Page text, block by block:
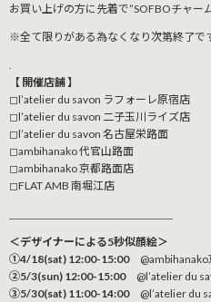
お買い上げの方に先着で”SOFBOチャー
※全て限りがある為なくなり次第終了で
.
【 開催店舗 】
◻︎l’atelier du savon ラフォーレ原宿店
◻︎l’atelier du savon 二子玉川ライズ店
◻︎l’atelier du savon 名古屋栄路面
◻︎ambihanako 代官山路面
◻︎ambihanako 京都路面店
◻︎FLAT AMB 南堀江店
＜デザイナーによる5秒似顔絵＞
①4/18(sat) 12:00-15:00
②5/3(sun) 12:00-15:00 @l’atelier du
③5/30(sat) 11:00-14:00 @l’atelier du